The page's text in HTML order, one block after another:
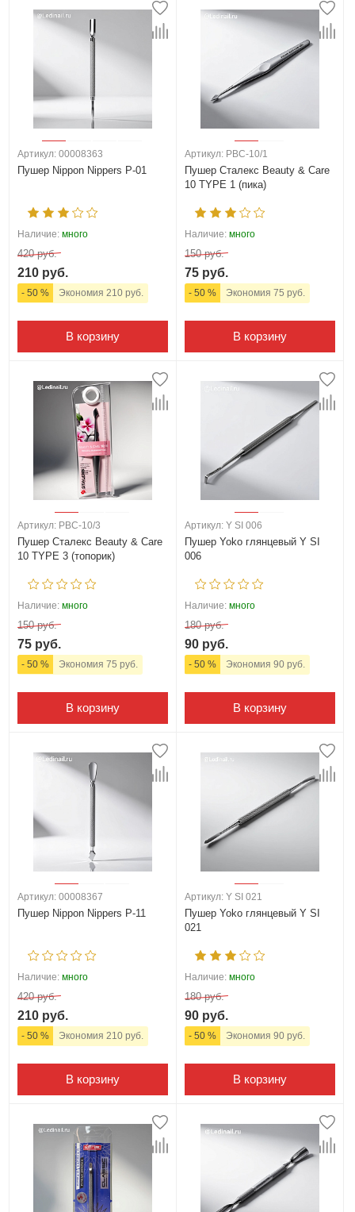
Артикул: 00008363
Пушер Nippon Nippers P-01
Наличие: много
420 руб.
210 руб.
- 50 % Экономия 210 руб.
В корзину
Артикул: PBC-10/1
Пушер Сталекс Beauty & Care
10 TYPE 1 (пика)
Наличие: много
150 руб.
75 руб.
- 50 % Экономия 75 руб.
В корзину
Артикул: PBC-10/3
Пушер Сталекс Beauty & Care
10 TYPE 3 (топорик)
Наличие: много
150 руб.
75 руб.
- 50 % Экономия 75 руб.
В корзину
Артикул: Y SI 006
Пушер Yoko глянцевый Y SI
006
Наличие: много
180 руб.
90 руб.
- 50 % Экономия 90 руб.
В корзину
Артикул: 00008367
Пушер Nippon Nippers P-11
Наличие: много
420 руб.
210 руб.
- 50 % Экономия 210 руб.
В корзину
Артикул: Y SI 021
Пушер Yoko глянцевый Y SI
021
Наличие: много
180 руб.
90 руб.
- 50 % Экономия 90 руб.
В корзину